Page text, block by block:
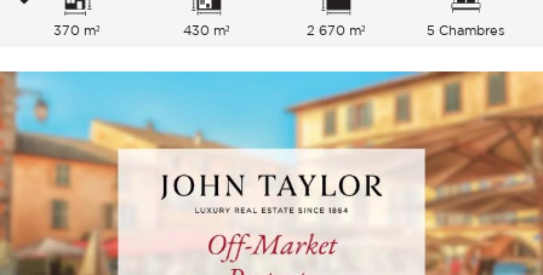
370 m² 430 m² 2 670 m² 5 Chambres